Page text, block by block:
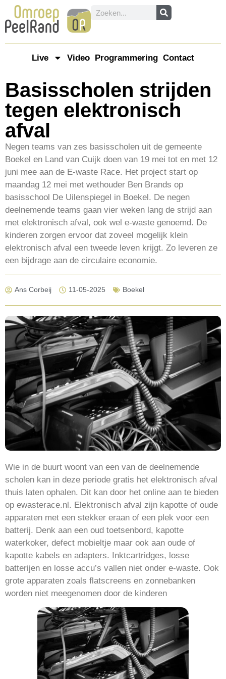
Live Video Programmering Contact
Basisscholen strijden
tegen elektronisch
afval
Negen teams van zes basisscholen uit de gemeente
Boekel en Land van Cuijk doen van 19 mei tot en met 12
juni mee aan de E-waste Race. Het project start op
maandag 12 mei met wethouder Ben Brands op
basisschool De Uilenspiegel in Boekel. De negen
deelnemende teams gaan vier weken lang de strijd aan
met elektronisch afval, ook wel e-waste genoemd. De
kinderen zorgen ervoor dat zoveel mogelijk klein
elektronisch afval een tweede leven krijgt. Zo leveren ze
een bijdrage aan de circulaire economie.
Ans Corbeij 11-05-2025 Boekel
Wie in de buurt woont van een van de deelnemende
scholen kan in deze periode gratis het elektronisch afval
thuis laten ophalen. Dit kan door het online aan te bieden
op ewasterace.nl. Elektronisch afval zijn kapotte of oude
apparaten met een stekker eraan of een plek voor een
batterij. Denk aan een oud toetsenbord, kapotte
waterkoker, defect mobieltje maar ook aan oude of
kapotte kabels en adapters. Inktcartridges, losse
batterijen en losse accu’s vallen niet onder e-waste. Ook
grote apparaten zoals flatscreens en zonnebanken
worden niet meegenomen door de kinderen